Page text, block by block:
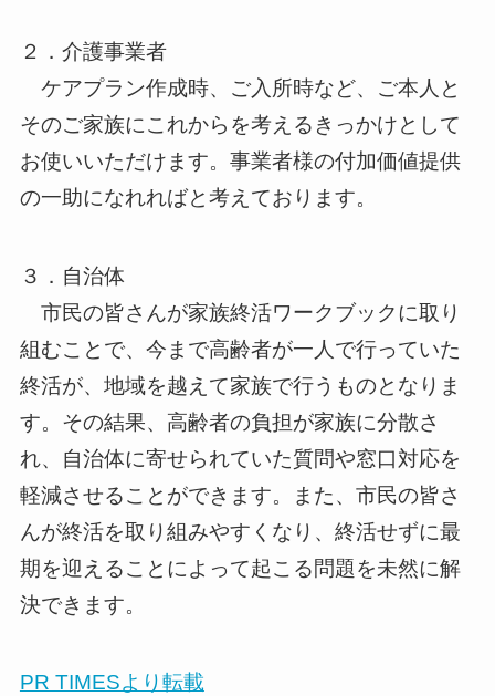
２．介護事業者
ケアプラン作成時、ご入所時など、ご本人と
そのご家族にこれからを考えるきっかけとして
お使いいただけます。事業者様の付加価値提供
の一助になれればと考えております。
３．自治体
市民の皆さんが家族終活ワークブックに取り
組むことで、今まで高齢者が一人で行っていた
終活が、地域を越えて家族で行うものとなりま
す。その結果、高齢者の負担が家族に分散さ
れ、自治体に寄せられていた質問や窓口対応を
軽減させることができます。また、市民の皆さ
んが終活を取り組みやすくなり、終活せずに最
期を迎えることによって起こる問題を未然に解
決できます。
PR TIMESより転載